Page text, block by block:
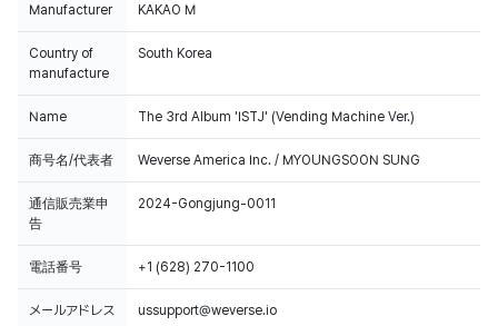
Manufacturer KAKAO M
Country of
manufacture
South Korea
Name The 3rd Album 'ISTJ' (Vending Machine Ver.)
商号名/代表者 Weverse America Inc. / MYOUNGSOON SUNG
通信販売業申
告
2024-Gongjung-0011
電話番号 +1 (628) 270-1100
メールアドレス ussupport@weverse.io